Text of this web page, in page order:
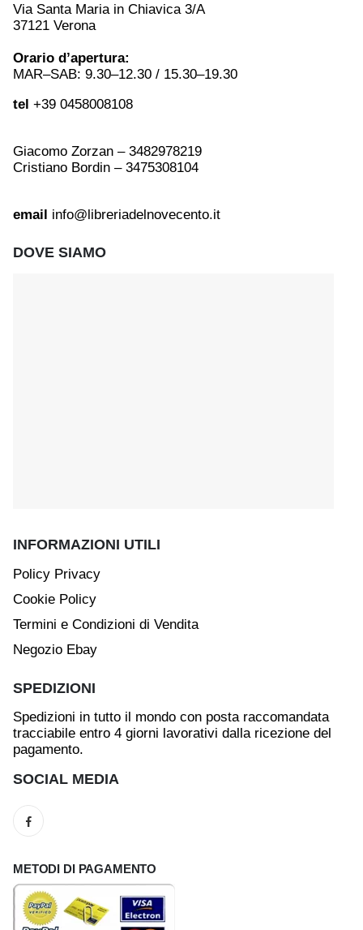
Via Santa Maria in Chiavica 3/A
37121 Verona
Orario d’apertura:
MAR–SAB: 9.30–12.30 / 15.30–19.30
tel +39 0458008108
Giacomo Zorzan – 3482978219
Cristiano Bordin – 3475308104
email info@libreriadelnovecento.it
DOVE SIAMO
INFORMAZIONI UTILI
Policy Privacy
Cookie Policy
Termini e Condizioni di Vendita
Negozio Ebay
SPEDIZIONI
Spedizioni in tutto il mondo con posta raccomandata
tracciabile entro 4 giorni lavorativi dalla ricezione del
pagamento.
SOCIAL MEDIA
METODI DI PAGAMENTO